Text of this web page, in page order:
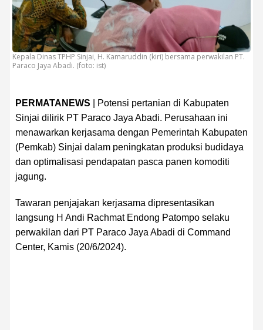
Kepala Dinas TPHP Sinjai, H. Kamaruddin (kiri) bersama perwakilan PT.
Paraco Jaya Abadi. (foto: ist)
PERMATANEWS | Potensi pertanian di Kabupaten
Sinjai dilirik PT Paraco Jaya Abadi. Perusahaan ini
menawarkan kerjasama dengan Pemerintah Kabupaten
(Pemkab) Sinjai dalam peningkatan produksi budidaya
dan optimalisasi pendapatan pasca panen komoditi
jagung.
Tawaran penjajakan kerjasama dipresentasikan
langsung H Andi Rachmat Endong Patompo selaku
perwakilan dari PT Paraco Jaya Abadi di Command
Center, Kamis (20/6/2024).